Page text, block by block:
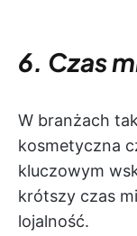
6. Czas
W branżach
kosmetyczna
kluczowym
krótszy czas
lojalność.